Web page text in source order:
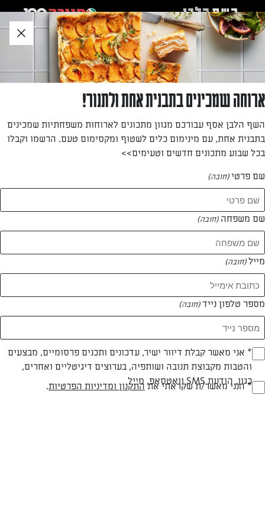
לאזור
תוכן
תחתון
שני גריב
—
המתכונים של שני גריב
0 מתכונים
המאמרים של שני גריב
0 מאמרים
ארוחה שמכינים בתבנית אחת ולתנור!
השף הלבן אסף עבורכם מגוון מתכונים לארוחות משפחתיות שמכינים
בתבנית אחת, עם מינימום כלים לשטוף ומקסימום טעם. הרשמו וקבלו
בכל שבוע מתכונים חדשים וטעימים>>
שם פרטי(חובה)
שם משפחה (חובה)
מייל(חובה)
מספר טלפון נייד(חובה)
(חובה)* אני מאשר קבלת דיוור ישיר, עדכונים ותכנים פרסומיים, מבצעים
והטבות מקבוצת תנובה ושותפיה, בערוצים דיגיטליים ואחרים,
כגון, הודעת SMS וואטסאפ, מייל(חובה)* הנני מאשר/ת שקראתי את התקנון ומדיניות הפרטיות.